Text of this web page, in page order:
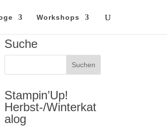
Workshops
Suche
Stampin’Up!
Herbst-/Winterkat
alog